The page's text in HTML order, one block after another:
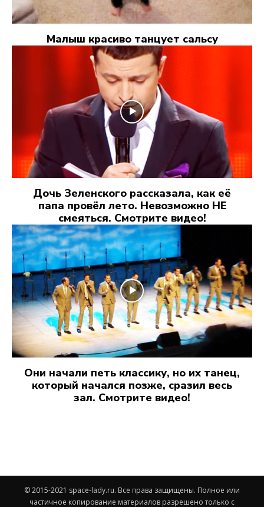
Малыш красиво танцует сальсу
Дочь Зеленского рассказала, как её
папа провёл лето. Невозможно НЕ
смеяться. Смотрите видео!
Они начали петь классику, но их танец,
который начался позже, сразил весь
зал. Смотрите видео!
© 2015-2021 space-lady.ru. Все права защищены. Полное или
частичное копирование материалов разрешено только с